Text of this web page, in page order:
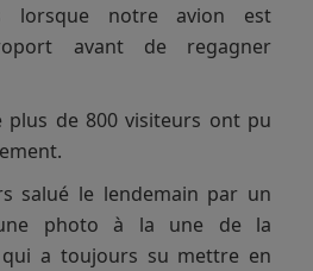
lorsque notre avion est
avant de regagner
plus de 800 visiteurs ont pu
salué le lendemain par un
photo à la une de la
a toujours su mettre en